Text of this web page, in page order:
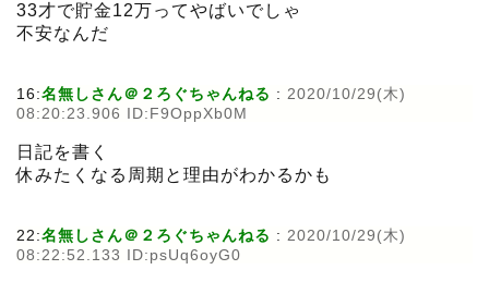
33才で貯金12万ってやばいでしゃ
不安なんだ
16:名無しさん＠２ろぐちゃんねる : 2020/10/29(木)
08:20:23.906 ID:F9OppXb0M
日記を書く
休みたくなる周期と理由がわかるかも
22:名無しさん＠２ろぐちゃんねる : 2020/10/29(木)
08:22:52.133 ID:psUq6oyG0